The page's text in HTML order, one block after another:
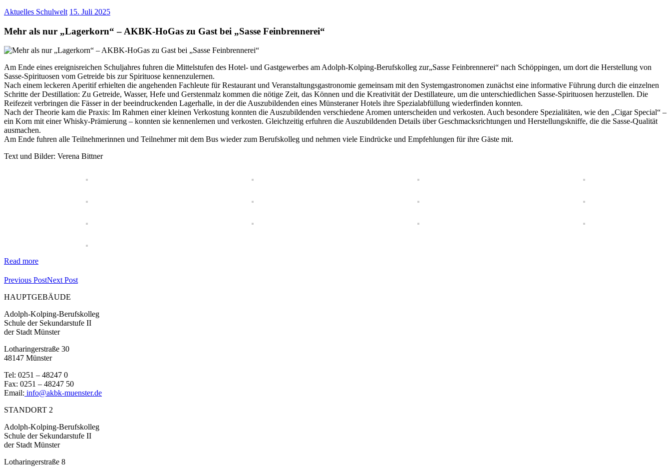
Aktuelles Schulwelt 15. Juli 2025
Mehr als nur „Lagerkorn“ – AKBK-HoGas zu Gast bei „Sasse Feinbrennerei“
Am Ende eines ereignisreichen Schuljahres fuhren die Mittelstufen des Hotel- und Gastgewerbes am Adolph-Kolping-Berufskolleg zur„Sasse Feinbrennerei“ nach Schöppingen, um dort die Herstellung von
Sasse-Spirituosen vom Getreide bis zur Spirituose kennenzulernen.
Nach einem leckeren Aperitif erhielten die angehenden Fachleute für Restaurant und Veranstaltungsgastronomie gemeinsam mit den Systemgastronomen zunächst eine informative Führung durch die einzelnen
Schritte der Destillation: Zu Getreide, Wasser, Hefe und Gerstenmalz kommen die nötige Zeit, das Können und die Kreativität der Destillateure, um die unterschiedlichen Sasse-Spirituosen herzustellen. Die
Reifezeit verbringen die Fässer in der beeindruckenden Lagerhalle, in der die Auszubildenden eines Münsteraner Hotels ihre Spezialabfüllung wiederfinden konnten.
Nach der Theorie kam die Praxis: Im Rahmen einer kleinen Verkostung konnten die Auszubildenden verschiedene Aromen unterscheiden und verkosten. Auch besondere Spezialitäten, wie den „Cigar Special“ –
ein Korn mit einer Whisky-Prämierung – konnten sie kennenlernen und verkosten. Gleichzeitig erfuhren die Auszubildenden Details über Geschmacksrichtungen und Herstellungskniffe, die die Sasse-Qualität
ausmachen.
Am Ende fuhren alle Teilnehmerinnen und Teilnehmer mit dem Bus wieder zum Berufskolleg und nehmen viele Eindrücke und Empfehlungen für ihre Gäste mit.
Text und Bilder: Verena Bittner
Read more
Previous PostNext Post
HAUPTGEBÄUDE
Adolph-Kolping-Berufskolleg
Schule der Sekundarstufe II
der Stadt Münster
Lotharingerstraße 30
48147 Münster
Tel: 0251 – 48247 0
Fax: 0251 – 48247 50
Email: info@akbk-muenster.de
STANDORT 2
Adolph-Kolping-Berufskolleg
Schule der Sekundarstufe II
der Stadt Münster
Lotharingerstraße 8